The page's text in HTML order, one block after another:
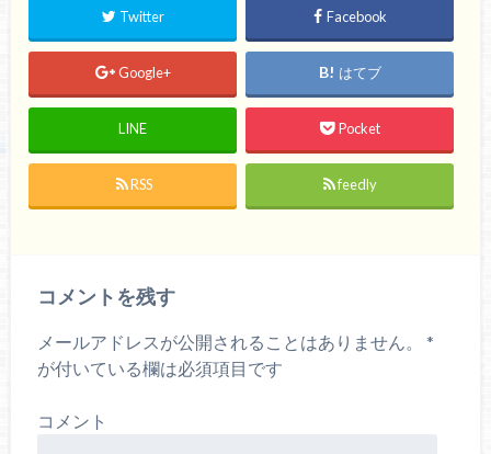
Twitter Facebook
Google+ はてブ
LINE Pocket
RSS feedly
コメントを残す
メールアドレスが公開されることはありません。
*
が付いている欄は必須項目です
コメント